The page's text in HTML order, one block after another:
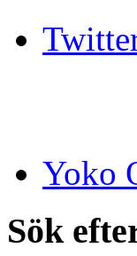
Yoko
Sök